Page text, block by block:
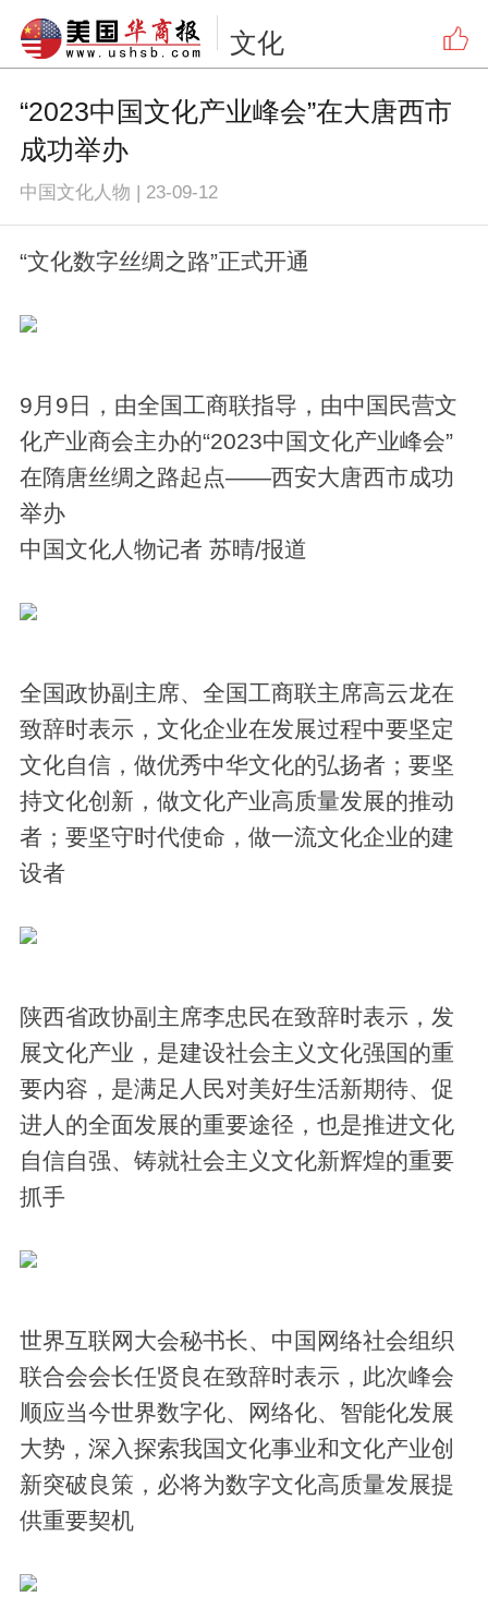
文化
“2023中国文化产业峰会”在大唐西市
成功举办
中国文化人物 | 23-09-12
“文化数字丝绸之路”正式开通
9月9日，由全国工商联指导，由中国民营文
化产业商会主办的“2023中国文化产业峰会”
在隋唐丝绸之路起点——西安大唐西市成功
举办
中国文化人物记者 苏晴/报道
全国政协副主席、全国工商联主席高云龙在
致辞时表示，文化企业在发展过程中要坚定
文化自信，做优秀中华文化的弘扬者；要坚
持文化创新，做文化产业高质量发展的推动
者；要坚守时代使命，做一流文化企业的建
设者
陕西省政协副主席李忠民在致辞时表示，发
展文化产业，是建设社会主义文化强国的重
要内容，是满足人民对美好生活新期待、促
进人的全面发展的重要途径，也是推进文化
自信自强、铸就社会主义文化新辉煌的重要
抓手
世界互联网大会秘书长、中国网络社会组织
联合会会长任贤良在致辞时表示，此次峰会
顺应当今世界数字化、网络化、智能化发展
大势，深入探索我国文化事业和文化产业创
新突破良策，必将为数字文化高质量发展提
供重要契机